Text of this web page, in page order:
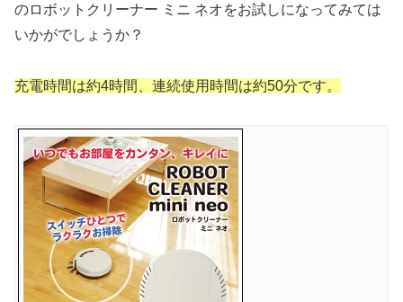
のロボットクリーナー ミニ ネオをお試しになってみては
いかがでしょうか？
充電時間は約4時間、連続使用時間は約50分です。